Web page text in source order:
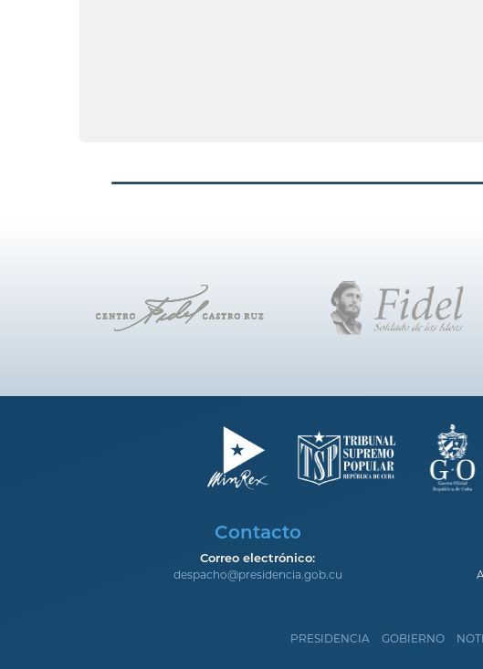
Contacto
Correo electrónico:
despacho@presidencia.gob.cu
PRESIDENCIA GOBIERNO